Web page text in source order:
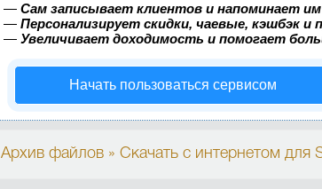
— Сам записывает клиентов и напоминает
— Персонализирует скидки, чаевые, кэшбэк и
— Увеличивает доходимость и помогает
Начать пользоваться сервисом
Архив файлов » Скачать с интернетом для